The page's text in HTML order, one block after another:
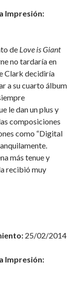
Impresión:
de Love is Giant
no tardaría en
Clark decidiría
a su cuarto álbum
le dan un plus y
composiciones
como “Digital
más tenue y
recibió muy
25/02/2014
Impresión: